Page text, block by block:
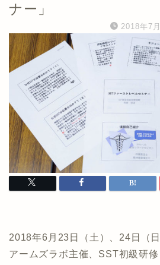
ナー」
2018年7
2018年6月23日（土）、24日（日
アームズラボ主催、SST初級研